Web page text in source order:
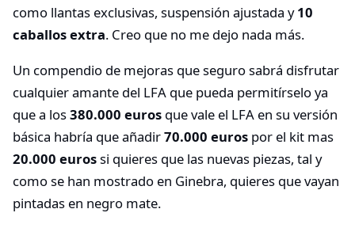
como llantas exclusivas, suspensión ajustada y10
caballos extra. Creo que no me dejo nada más.
Un compendio de mejoras que seguro sabrá disfrutar
cualquier amante del LFA que pueda permitírselo ya
que a los380.000 euros que vale el LFA en su versión
básica habría que añadir70.000 euros por el kit mas
20.000 eurossi quieres que las nuevas piezas, tal y
como se han mostrado en Ginebra, quieres que vayan
pintadas en negro mate.